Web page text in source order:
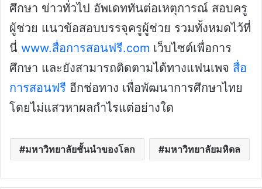
ศึกษา ข่าวทั่วไป อัพเดททันต่อเหตุการณ์ สอบครู
ผู้ช่วย แนวข้อสอบบรรจุครูผู้ช่วย รวมทั้งหมดไว้ที่
นี่ www.สื่อการสอนฟรี.com เว็บไซต์เพื่อการ
ศึกษา และยังสามารถติดตามได้ทางแฟนเพจ สื่อ
การสอนฟรี อีกช่อทาง เพื่อพัฒนาการศึกษาไทย
โดยไม่แสวหาผลกำไรแต่อย่างใด
มหาวิทยาลัยชั้นนำของโลก มหาวิทยาลัยมหิดล